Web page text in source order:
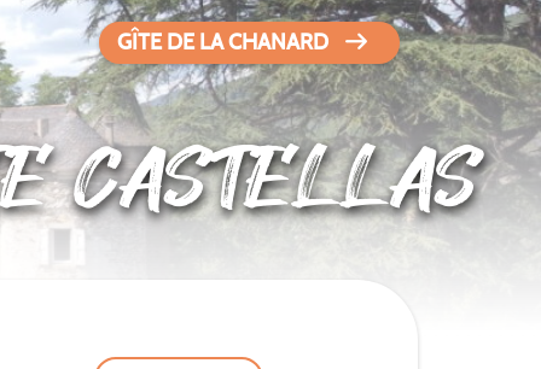
GÎTE DE LA CHANARD
CASTELLAS